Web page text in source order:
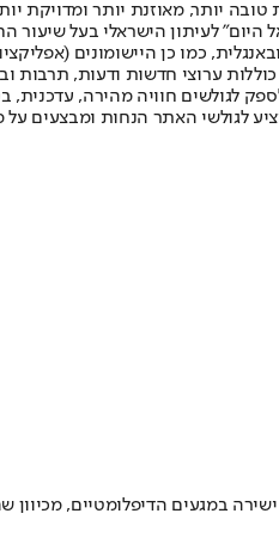
יותר, מאוזנת יותר ומדויקת
המודפסת הראשונה פורסמה ב-30 ביולי 2007, וב-2010
ערוצי חדשות ודעות, תרבות
לספק לגולשים חוויה מהירה,
לגולשי האתר הנחות ומבצעים
במגעים הדיפלומטיים,